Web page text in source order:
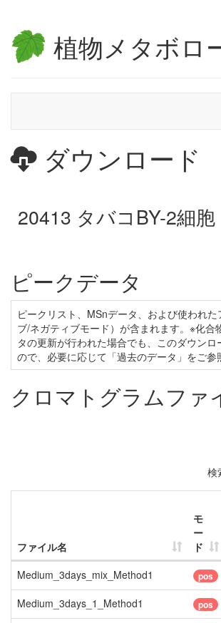
植物メタボロ
ダウンロード
20413 タバコBY-2
ピークデータ
ピークリスト、MSnデータ、および使われ
ブ/ネガティブモード）が含まれます。※化
タの更新が行われた場合でも、このダウン
ので、必要に応じて「過去のデータ」をご参
クロマトグラムファ
検
ファイル名
モ
ー
ド
Medium_3days_mix_Method1
pos
Medium_3days_1_Method1 pos